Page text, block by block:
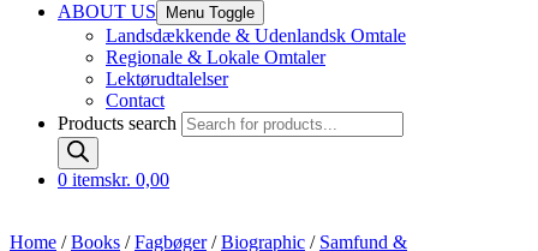
ABOUT US
Menu Toggle
Landsdækkende & Udenlandsk Omtale
Regionale & Lokale Omtaler
Lektørudtalelser
Contact
Products search
0 itemskr. 0,00
Home /Books /Fagbøger/Biographic / Samfund &